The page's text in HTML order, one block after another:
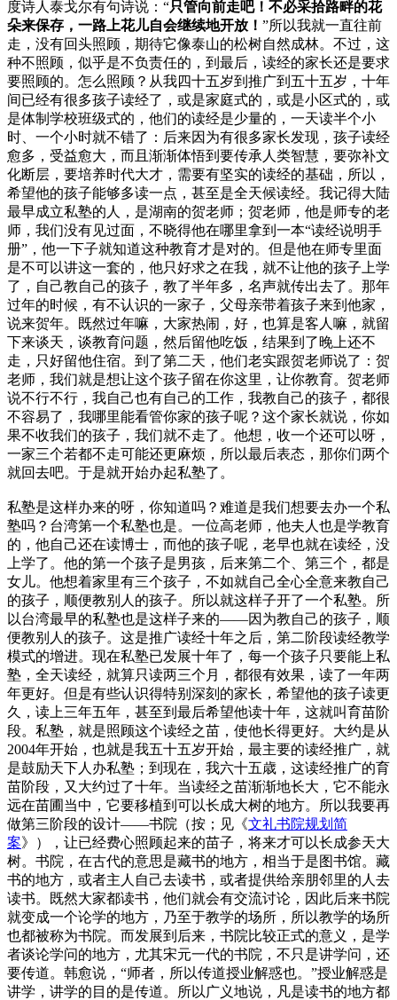
度诗人泰戈尔有句诗说：“只管向前走吧！不必采拾路畔的花
朵来保存，一路上花儿自会继续地开放！ ”所以我就一直往前
走，没有回头照顾，期待它像泰山的松树自然成林。不过，这
种不照顾，似乎是不负责任的，到最后，读经的家长还是要求
要照顾的。怎么照顾？从我四十五岁到推广到五十五岁，十年
间已经有很多孩子读经了，或是家庭式的，或是小区式的，或
是体制学校班级式的，他们的读经是少量的，一天读半个小
时、一个小时就不错了：后来因为有很多家长发现，孩子读经
愈多，受益愈大，而且渐渐体悟到要传承人类智慧，要弥补文
化断层，要培养时代大才，需要有坚实的读经的基础，所以，
希望他的孩子能够多读一点，甚至是全天候读经。我记得大陆
最早成立私塾的人，是湖南的贺老师；贺老师，他是师专的老
师，我们没有见过面，不晓得他在哪里拿到一本“读经说明手
册”，他一下子就知道这种教育才是对的。但是他在师专里面
是不可以讲这一套的，他只好求之在我，就不让他的孩子上学
了，自己教自己的孩子，教了半年多，名声就传出去了。那年
过年的时候，有不认识的一家子，父母亲带着孩子来到他家，
说来贺年。既然过年嘛，大家热闹，好，也算是客人嘛，就留
下来谈天，谈教育问题，然后留他吃饭，结果到了晚上还不
走，只好留他住宿。到了第二天，他们老实跟贺老师说了：贺
老师，我们就是想让这个孩子留在你这里，让你教育。贺老师
说不行不行，我自己也有自己的工作，我教自己的孩子，都很
不容易了，我哪里能看管你家的孩子呢？这个家长就说，你如
果不收我们的孩子，我们就不走了。他想，收一个还可以呀，
一家三个若都不走可能还更麻烦，所以最后表态，那你们两个
就回去吧。于是就开始办起私塾了。
私塾是这样办来的呀，你知道吗？难道是我们想要去办一个私
塾吗？台湾第一个私塾也是。一位高老师，他夫人也是学教育
的，他自己还在读博士，而他的孩子呢，老早也就在读经，没
上学了。他的第一个孩子是男孩，后来第二个、第三个，都是
女儿。他想着家里有三个孩子，不如就自己全心全意来教自己
的孩子，顺便教别人的孩子。所以就这样子开了一个私塾。所
以台湾最早的私塾也是这样子来的——因为教自己的孩子，顺
便教别人的孩子。这是推广读经十年之后，第二阶段读经教学
模式的增进。现在私塾已发展十年了，每一个孩子只要能上私
塾，全天读经，就算只读两三个月，都很有效果，读了一年两
年更好。但是有些认识得特别深刻的家长，希望他的孩子读更
久，读上三年五年，甚至到最后希望他读十年，这就叫育苗阶
段。私塾，就是照顾这个读经之苗，使他长得更好。大约是从
2004年开始，也就是我五十五岁开始，最主要的读经推广，就
是鼓励天下人办私塾；到现在，我六十五歳，这读经推广的育
苗阶段，又大约过了十年。当读经之苗渐渐地长大，它不能永
远在苗圃当中，它要移植到可以长成大树的地方。所以我要再
做第三阶段的设计——书院（按；见《文礼书院规划简
案》），让已经费心照顾起来的苗子，将来才可以长成参天大
树。书院，在古代的意思是藏书的地方，相当于是图书馆。藏
书的地方，或者主人自己去读书，或者提供给亲朋邻里的人去
读书。既然大家都读书，他们就会有交流讨论，因此后来书院
就变成一个论学的地方，乃至于教学的场所，所以教学的场所
也都被称为书院。而发展到后来，书院比较正式的意义，是学
者谈论学问的地方，尤其宋元一代的书院，不只是讲学问，还
要传道。韩愈说，“师者，所以传道授业解惑也。”授业解惑是
讲学，讲学的目的是传道。所以广义地说，凡是读书的地方都